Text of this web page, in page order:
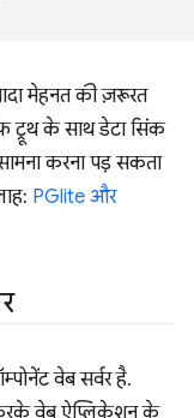
मेहनत की ज़रूरत
ट्रूथ के साथ डेटा सिंक
करना पड़ सकता
PGlite और
वेब सर्वर है.